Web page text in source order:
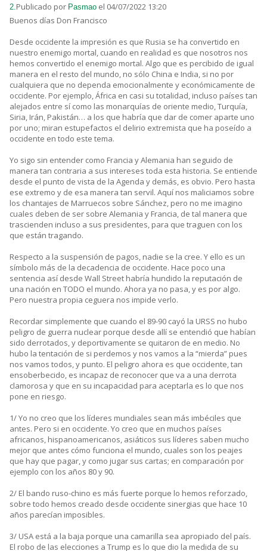
2. Publicado por Pasmao el 04/07/2022 13:20
Buenos días Don Francisco
Desde occidente la impresión es que Rusia se ha convertido en
nuestro enemigo mortal, cuando en realidad es que nosotros nos
hemos convertido el enemigo mortal. Algo que es percibido de igual
manera en el resto del mundo, no sólo China e India, si no por
cualquiera que no dependa emocionalmente y económicamente de
occidente. Por ejemplo, África en casi su totalidad, incluso países tan
alejados entre sí como las monarquías de oriente medio, Turquía,
Siria, Irán, Pakistán… a los que habría que dar de comer aparte uno
por uno; miran estupefactos el delirio extremista que ha poseído a
occidente en todo este tema.
Yo sigo sin entender como Francia y Alemania han seguido de
manera tan contraria a sus intereses toda esta historia. Se entiende
desde el punto de vista de la Agenda y demás, es obvio. Pero hasta
ese extremo y de esa manera tan servil. Aquí nos maliciamos sobre
los chantajes de Marruecos sobre Sánchez, pero no me imagino
cuales deben de ser sobre Alemania y Francia, de tal manera que
trascienden incluso a sus presidentes, para que traguen con los
que están tragando.
Respecto a la suspensión de pagos, nadie se la cree. Y ello es un
símbolo más de la decadencia de occidente. Hace poco una
sentencia así desde Wall Street habría hundido la reputación de
una nación en TODO el mundo. Ahora ya no pasa, y es por algo.
Pero nuestra propia ceguera nos impide verlo.
Recordar simplemente que cuando el 89-90 cayó la URSS no hubo
peligro de guerra nuclear porque desde allí se entendió que habían
sido derrotados, y deportivamente se quitaron de en medio. No
hubo la tentación de si perdemos y nos vamos a la “mierda” pues
nos vamos todos, y punto. El peligro ahora es que occidente, tan
ensoberbecido, es incapaz de reconocer que va a una derrota
clamorosa y que en su incapacidad para aceptarla es lo que nos
pone en riesgo.
1/ Yo no creo que los líderes mundiales sean más imbéciles que
antes. Pero si en occidente. Yo creo que en muchos países
africanos, hispanoamericanos, asiáticos sus líderes saben mucho
mejor que antes cómo funciona el mundo, cuales son los peajes
que hay que pagar, y como jugar sus cartas; en comparación por
ejemplo con los años 80 y 90.
2/ El bando ruso-chino es más fuerte porque lo hemos reforzado,
sobre todo hemos creado desde occidente sinergias que hace 10
años parecían imposibles.
3/ USA está a la baja porque una camarilla sea apropiado del país.
El robo de las elecciones a Trump es lo que dio la medida de su